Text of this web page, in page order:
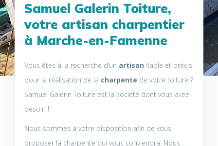
Samuel Galerin Toiture,
votre artisan charpentier
à Marche-en-Famenne
Vous êtes à la recherche d’un artisan fiable et précis
pour la réalisation de la charpente de votre toiture ?
Samuel Galerin Toiture est la société dont vous avez
besoin !
Nous sommes à votre disposition afin de vous
proposer la charpente qui vous conviendra. Nous